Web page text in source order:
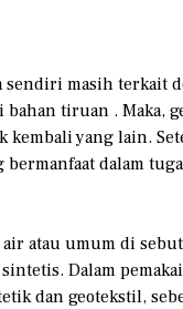
masih terkait
bahan tiruan . Maka,
yang lain.
dalam
atau umum di
Dalam
dan geotekstil,